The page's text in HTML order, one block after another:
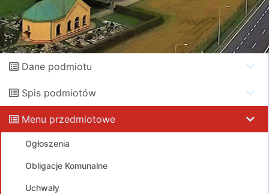
Dane podmiotu
Spis podmiotów
Menu przedmiotowe
Ogłoszenia
Obligacje Komunalne
Uchwały